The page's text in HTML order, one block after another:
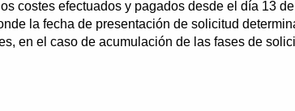
costes efectuados y pagados desde el día 13
la fecha de presentación de solicitud
en el caso de acumulación de las fases de